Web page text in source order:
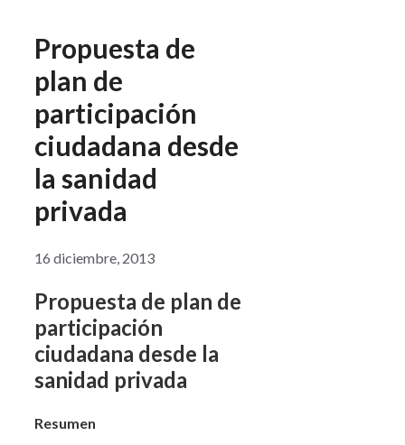
Propuesta de
plan de
participación
ciudadana desde
la sanidad
privada
16 diciembre, 2013
Propuesta de plan de
participación
ciudadana desde la
sanidad privada
Resumen